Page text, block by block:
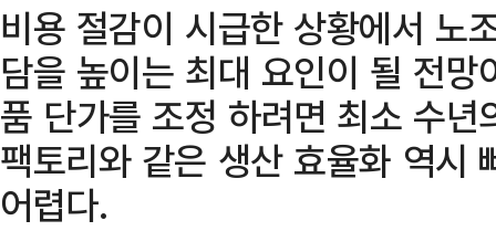
비용 절감이 시급한 상황에서 노
담을 높이는 최대 요인이 될 전
품 단가를 조정 하려면 최소 수
팩토리와 같은 생산 효율화 역시
어렵다.